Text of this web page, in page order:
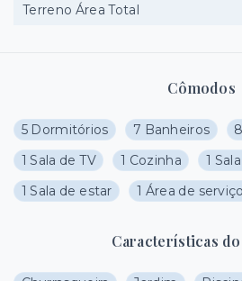
Cômodos
5 Dormitórios 7 Banheiros
1 Sala de TV
1 Cozinha
1
1 Sala de estar
1 Área de serviço
Características
Terreno Área Total